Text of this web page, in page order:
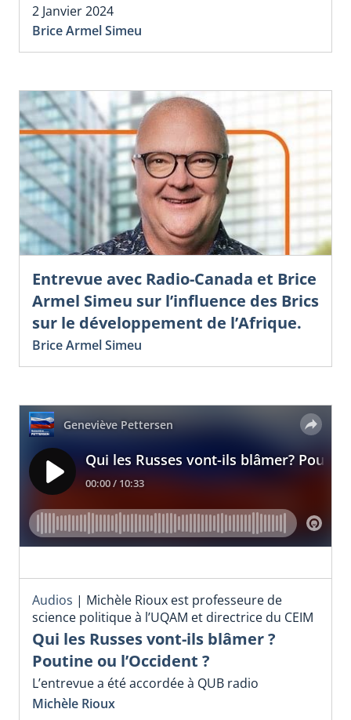
2 Janvier 2024
Brice Armel Simeu
Entrevue avec Radio-Canada et Brice
Armel Simeu sur l’influence des Brics
sur le développement de l’Afrique.
Brice Armel Simeu
Audios | Michèle Rioux est professeure de
science politique à l’UQAM et directrice du CEIM
Qui les Russes vont-ils blâmer ?
Poutine ou l’Occident ?
L’entrevue a été accordée à QUB radio
Michèle Rioux